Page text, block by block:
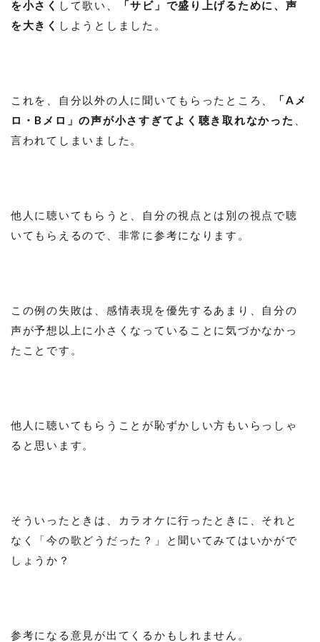
を小さく して歌い、
「サビ」で盛り上げるために、声
を大きく しようとしました。
これを、自分以外の人に聞いてもらったところ、
「Aメ
ロ・Bメロ」の声が小さすぎてよく聴き取れなかった
言われてしまいました。
他人に聴いてもらうと、自分の視点とは別の視点で聴
いてもらえるので、非常に参考になります。
この例の失敗は、感情表現を優先するあまり、自分の
声が予想以上に小さくなっていることに気づかなかっ
たことです。
他人に聴いてもらうことが恥ずかしい方もいらっしゃ
ると思います。
そういったときは、カラオケに行ったときに、それと
なく「今の歌どうだった？」と聞いてみてはいかがで
しょうか？
参考になる意見が出てくるかもしれません。